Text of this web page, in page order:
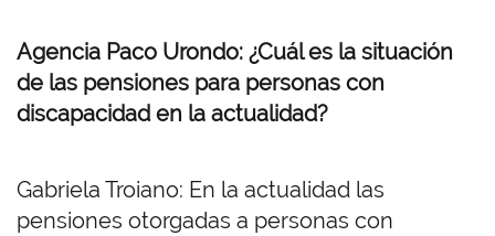
Agencia Paco Urondo: ¿Cuál es la situación
de las pensiones para personas con
discapacidad en la actualidad?
Gabriela Troiano: En la actualidad las
pensiones otorgadas a personas con